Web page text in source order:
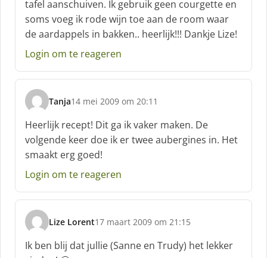
tafel aanschuiven. Ik gebruik geen courgette en
soms voeg ik rode wijn toe aan de room waar
de aardappels in bakken.. heerlijk!!! Dankje Lize!
Login om te reageren
Tanja
s
c
h
r
e
e
:
14 mei 2009 om 20:11
Heerlijk recept! Dit ga ik vaker maken. De
volgende keer doe ik er twee aubergines in. Het
smaakt erg goed!
Login om te reageren
Lize Lorent
s
c
h
17 maart 2009 om 21:15
Ik ben blij dat jullie (Sanne en Trudy) het lekker